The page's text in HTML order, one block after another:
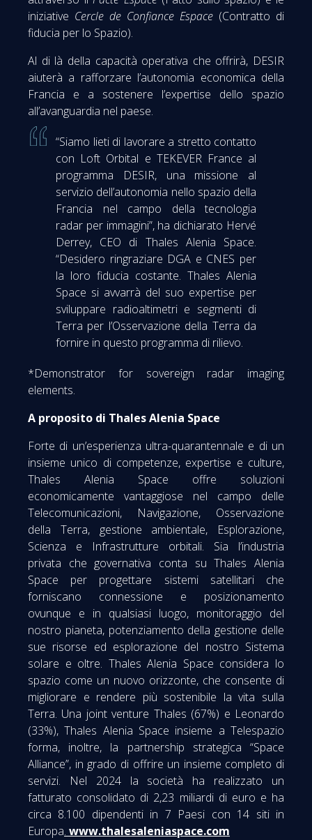
iniziative Cercle de Confiance Espace (Contratto di
fiducia per lo Spazio).
Al di là della capacità operativa che offrirà, DESIR
aiuterà a rafforzare l’autonomia economica della
Francia e a sostenere l’expertise dello spazio
all’avanguardia nel paese.
“Siamo lieti di lavorare a stretto contatto
con Loft Orbital e TEKEVER France al
programma DESIR, una missione al
servizio dell’autonomia nello spazio della
Francia nel campo della tecnologia
radar per immagini”, ha dichiarato Hervé
Derrey, CEO di Thales Alenia Space.
“Desidero ringraziare DGA e CNES per
la loro fiducia costante. Thales Alenia
Space si avvarrà del suo expertise per
sviluppare radioaltimetri e segmenti di
Terra per l’Osservazione della Terra da
fornire in questo programma di rilievo.
*Demonstrator for sovereign radar imaging
elements.
A proposito di Thales Alenia Space
Forte di un’esperienza ultra-quarantennale e di un
insieme unico di competenze, expertise e culture,
Thales Alenia Space offre soluzioni
economicamente vantaggiose nel campo delle
Telecomunicazioni, Navigazione, Osservazione
della Terra, gestione ambientale, Esplorazione,
Scienza e Infrastrutture orbitali. Sia l’industria
privata che governativa conta su Thales Alenia
Space per progettare sistemi satellitari che
forniscano connessione e posizionamento
ovunque e in qualsiasi luogo, monitoraggio del
nostro pianeta, potenziamento della gestione delle
sue risorse ed esplorazione del nostro Sistema
solare e oltre. Thales Alenia Space considera lo
spazio come un nuovo orizzonte, che consente di
migliorare e rendere più sostenibile la vita sulla
Terra. Una joint venture Thales (67%) e Leonardo
(33%), Thales Alenia Space insieme a Telespazio
forma, inoltre, la partnership strategica “Space
Alliance”, in grado di offrire un insieme completo di
servizi. Nel 2024 la società ha realizzato un
fatturato consolidato di 2,23 miliardi di euro e ha
circa 8.100 dipendenti in 7 Paesi con 14 siti in
Europa. www.thalesaleniaspace.com